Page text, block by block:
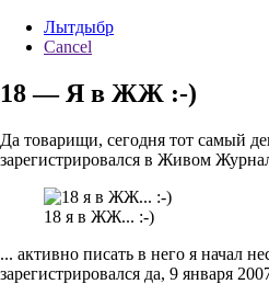
Лытдыбр
Cancel
18 — Я в ЖЖ :-)
Да товарищи, сегодня тот самый
зарегистрировался в Живом
18 я в ЖЖ... :-)
... активно писать в него я начал
зарегистрировался да, 9 января